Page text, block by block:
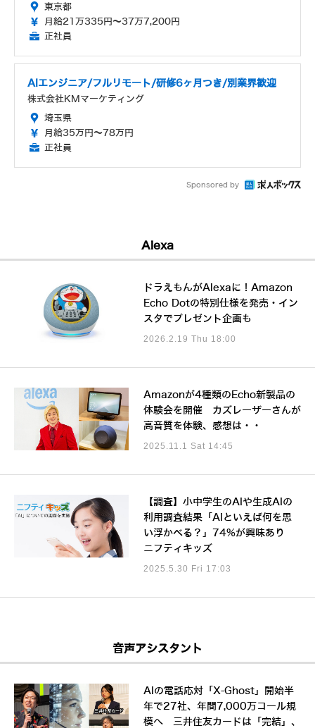
東京都
月給21万335円～37万7,200円
正社員
AIエンジニア/フルリモート/研修6ヶ月つき/別業界歓迎
株式会社KMマーケティング
埼玉県
月給35万円～78万円
正社員
Sponsored by
Alexa
ドラえもんがAlexaに！Amazon
Echo Dotの特別仕様を発売・イン
スタでプレゼント企画も
2026.2.19 Thu 18:00
Amazonが4種類のEcho新製品の
体験会を開催 カズレーザーさんが
高音質を体験、感想は・・
2025.11.1 Sat 14:45
【調査】小中学生のAIや生成AIの
利用調査結果「AIといえば何を思
い浮かべる？」74%が興味あり
ニフティキッズ
2025.5.30 Fri 17:03
音声アシスタント
AIの電話応対「X-Ghost」開始半
年で27社、年間7,000万コール規
模へ 三井住友カードは「完結」、